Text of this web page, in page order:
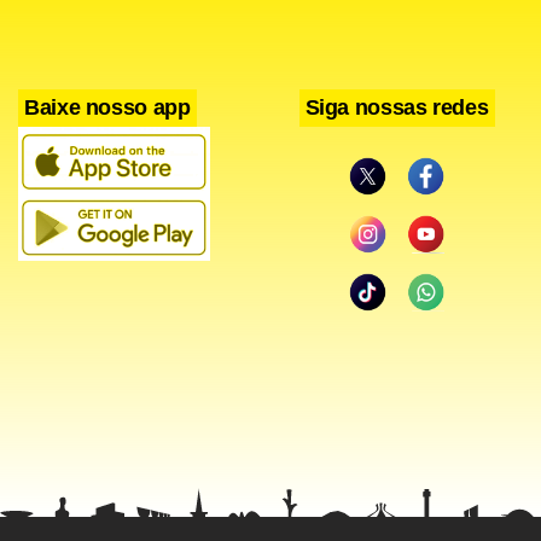
Facebook
WhatsApp
LinkedIn Telegram
Share
Baixe nosso app Siga nossas redes